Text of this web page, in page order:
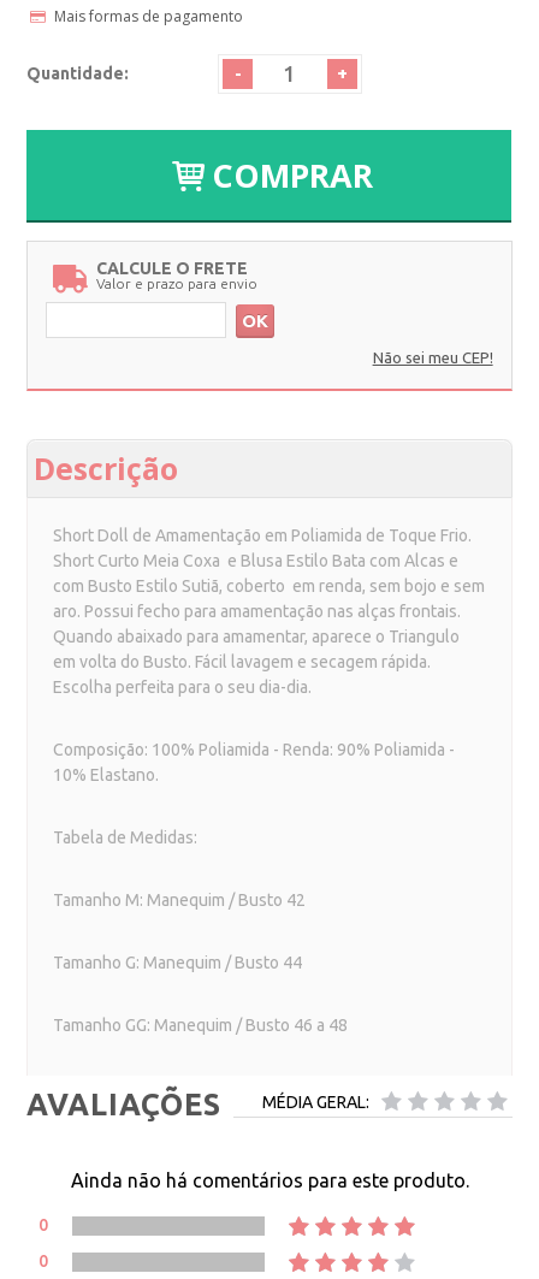
Mais formas de pagamento
Quantidade: +
-
COMPRAR
CALCULE O FRETE
Valor e prazo para envio
OK
Não sei meu CEP!
Descrição
Short Doll de Amamentação em Poliamida de Toque Frio.
Short Curto Meia Coxa e Blusa Estilo Bata com Alcas e
com Busto Estilo Sutiã, coberto em renda, sem bojo e sem
aro. Possui fecho para amamentação nas alças frontais.
Quando abaixado para amamentar, aparece o Triangulo
em volta do Busto. Fácil lavagem e secagem rápida.
Escolha perfeita para o seu dia-dia.
Composição: 100% Poliamida - Renda: 90% Poliamida -
10% Elastano.
Tabela de Medidas:
Tamanho M: Manequim / Busto 42
Tamanho G: Manequim / Busto 44
Tamanho GG: Manequim / Busto 46 a 48
AVALIAÇÕES MÉDIA GERAL:
Ainda não há comentários para este produto.
0
0